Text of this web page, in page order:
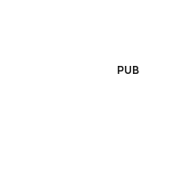
PUB